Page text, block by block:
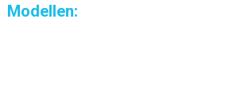
Modellen: